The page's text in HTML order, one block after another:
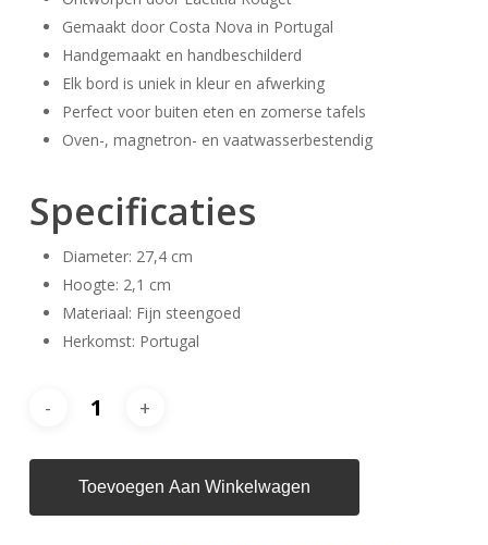
Gemaakt door Costa Nova in Portugal
Handgemaakt en handbeschilderd
Elk bord is uniek in kleur en afwerking
Perfect voor buiten eten en zomerse tafels
Oven-, magnetron- en vaatwasserbestendig
Specificaties
Diameter: 27,4 cm
Hoogte: 2,1 cm
Materiaal: Fijn steengoed
Herkomst: Portugal
Toevoegen Aan Winkelwagen